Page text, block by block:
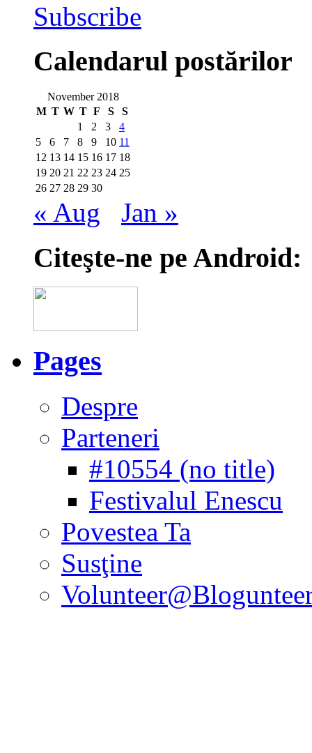
Subscribe
Calendarul postărilor
November 2018
M T W T F S
S
1
2 3
4
5
6 7 8 9 10 11
12 13 14 15 16 17 18
19 20 21 22 23 24 25
26 27 28 29 30
« Aug Jan »
Citeşte-ne pe Android:
Pages
Despre
Parteneri
#10554 (no title)
Festivalul Enescu
Povestea Ta
Susţine